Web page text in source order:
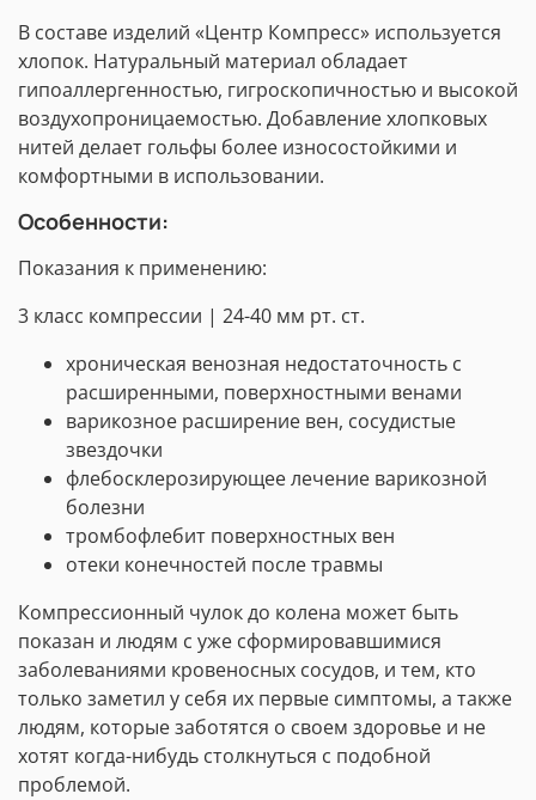
В составе изделий «Центр Компресс» используется
хлопок. Натуральный материал обладает
гипоаллергенностью, гигроскопичностью и высокой
воздухопроницаемостью. Добавление хлопковых
нитей делает гольфы более износостойкими и
комфортными в использовании.
Особенности:
Показания к применению:
3 класс компрессии | 24-40 мм рт. ст.
хроническая венозная недостаточность с
расширенными, поверхностными венами
варикозное расширение вен, сосудистые
звездочки
флебосклерозирующее лечение варикозной
болезни
тромбофлебит поверхностных вен
отеки конечностей после травмы
Компрессионный чулок до колена может быть
показан и людям с уже сформировавшимися
заболеваниями кровеносных сосудов, и тем, кто
только заметил у себя их первые симптомы, а также
людям, которые заботятся о своем здоровье и не
хотят когда-нибудь столкнуться с подобной
проблемой.